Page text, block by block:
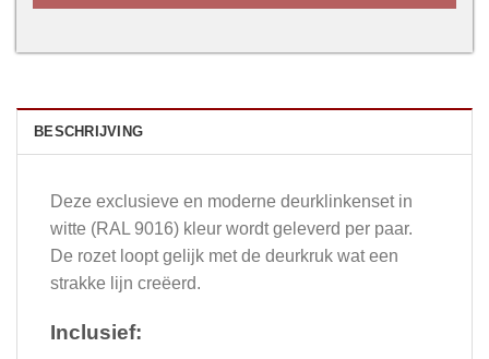
BESCHRIJVING
Deze exclusieve en moderne deurklinkenset in
witte (RAL 9016) kleur wordt geleverd per paar.
De rozet loopt gelijk met de deurkruk wat een
strakke lijn creëerd.
Inclusief: